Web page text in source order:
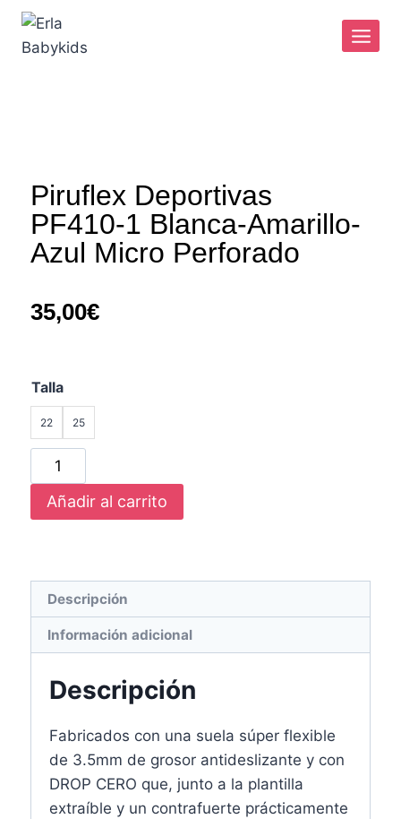
Piruflex Deportivas
PF410-1 Blanca-Amarillo-
Azul Micro Perforado
35,00€
Talla
22 25
Añadir al carrito
Descripción
Información adicional
Descripción
Fabricados con una suela súper flexible
de 3.5mm de grosor antideslizante y con
DROP CERO que, junto a la plantilla
extraíble y un contrafuerte prácticamente